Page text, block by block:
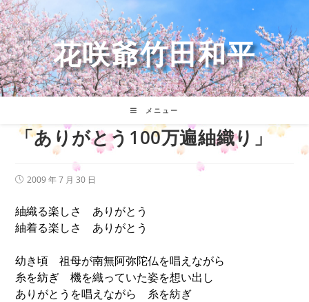
コ
ン
テ
ン
ツ
へ
ス
花咲爺竹田和平
メニュー
「ありがとう100万遍紬織り」
投
開
日:
2009 年 7 月 30 日
紬織る楽しさ ありがとう
紬着る楽しさ ありがとう
幼き頃 祖母が南無阿弥陀仏を唱えながら
糸を紡ぎ 機を織っていた姿を想い出し
ありがとうを唱えながら 糸を紡ぎ